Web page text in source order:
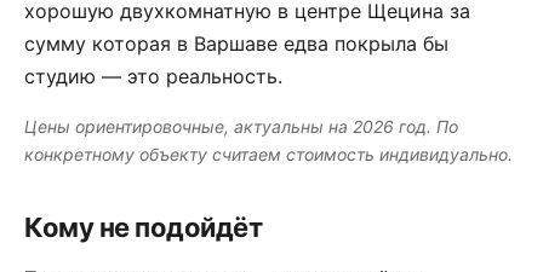
хорошую двухкомнатную в центре Щецина за
сумму которая в Варшаве едва покрыла бы
студию — это реальность.
Цены ориентировочные, актуальны на 2026 год. По
конкретному объекту считаем стоимость индивидуально.
Кому не подойдёт